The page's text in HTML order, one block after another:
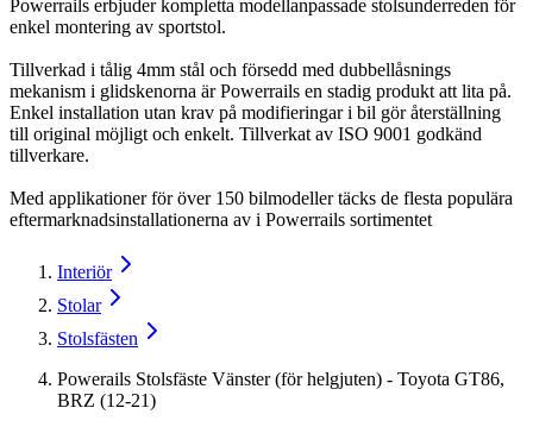
Powerrails erbjuder kompletta modellanpassade stolsunderreden för
enkel montering av sportstol.
Tillverkad i tålig 4mm stål och försedd med dubbellåsnings
mekanism i glidskenorna är Powerrails en stadig produkt att lita på.
Enkel installation utan krav på modifieringar i bil gör återställning
till original möjligt och enkelt. Tillverkat av ISO 9001 godkänd
tillverkare.
Med applikationer för över 150 bilmodeller täcks de flesta populära
eftermarknadsinstallationerna av i Powerrails sortimentet
Interiör
Stolar
Stolsfästen
Powerails Stolsfäste Vänster (för helgjuten) - Toyota GT86,
BRZ (12-21)